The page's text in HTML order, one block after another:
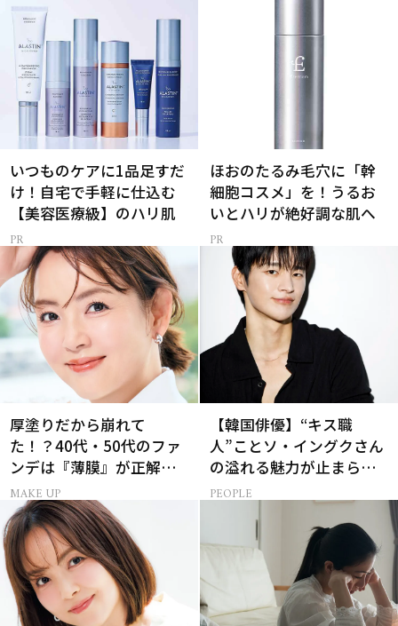
いつものケアに1品足すだ
け！自宅で手軽に仕込む
【美容医療級】のハリ肌
ほおのたるみ毛穴に「幹
細胞コスメ」を！うるお
いとハリが絶好調な肌へ
厚塗りだから崩れて
た！？40代・50代のファ
ンデは『薄膜』が正解で
した
MAKE UP
【韓国俳優】“キス職
人”ことソ・イングクさん
の溢れる魅力が止まらな
い【特別画像集】
PEOPLE